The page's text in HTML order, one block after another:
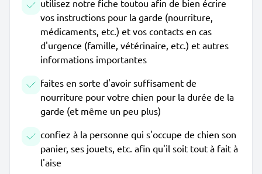
utilisez notre fiche toutou afin de bien écrire
vos instructions pour la garde (nourriture,
médicaments, etc.) et vos contacts en cas
d'urgence (famille, vétérinaire, etc.) et autres
informations importantes
faites en sorte d'avoir suffisament de
nourriture pour votre chien pour la durée de la
garde (et même un peu plus)
confiez à la personne qui s'occupe de chien son
panier, ses jouets, etc. afin qu'il soit tout à fait à
l'aise